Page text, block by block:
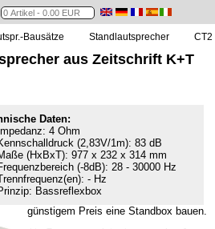
Bausätze Standlautsprecher CT2
aus Zeitschrift K+T
Daten:
Impedanz: 4 Ohm
(2,83V/1m): 83 dB
(HxBxT): 977 x 232 x 314 mm
(-8dB): 28 - 30000 Hz
- Hz
Bassreflexbox
günstigem Preis eine Standbox bauen.